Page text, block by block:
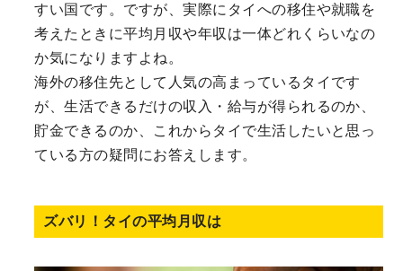
すい国です。ですが、実際にタイへの移住や就職を
考えたときに平均月収や年収は一体どれくらいなの
か気になりますよね。
海外の移住先として人気の高まっているタイです
が、生活できるだけの収入・給与が得られるのか、
貯金できるのか、これからタイで生活したいと思っ
ている方の疑問にお答えします。
ズバリ！タイの平均月収は